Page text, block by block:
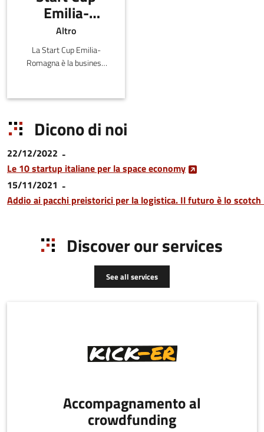
Emilia-
Romagna
Altro
La Start Cup Emilia-
Romagna è la business
affiliata al PNI-Premio
l'Innovazione.
Dicono di noi
22/12/2022
Le 10 startup italiane per la space economy
15/11/2021
Addio ai pacchi preistorici per la logistica. Il futuro è lo
Discover our services
See all services
Accompagnamento al
crowdfunding